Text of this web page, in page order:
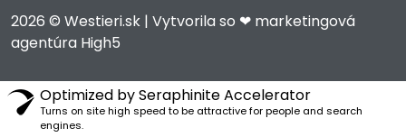
2026 © Westieri.sk | Vytvorila so ❤ marketingová
agentúra High5
Optimized by Seraphinite Accelerator
Turns on site high speed to be attractive for people and search
engines.